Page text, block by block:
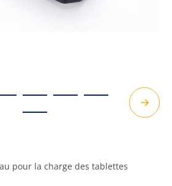
pour la charge des tablettes